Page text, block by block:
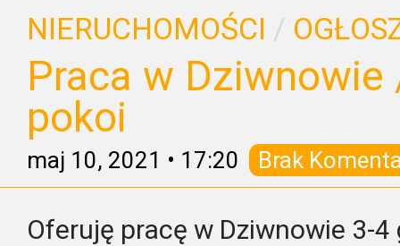
NIERUCHOMOŚCI /
Praca w
pokoi
maj 10, 2021 • 17:20 Brak
Oferuję pracę w Dziwnowie 3-